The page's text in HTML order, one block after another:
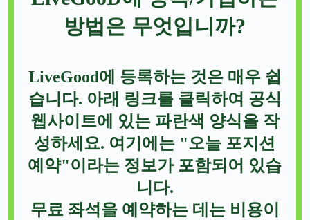
방법은 무엇입니까?
LiveGood에 등록하는 것은 매우 쉽
습니다. 아래 링크를 클릭하여 공식
웹사이트에 있는 파란색 양식을 작
성하세요. 여기에는 "오늘 포지션
예약"이라는 정보가 포함되어 있습
니다.
무료 좌석을 예약하는 데는 비용이